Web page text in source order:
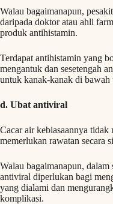
Walau bagaimanapun,
daripada doktor atau ahli
produk antihistamin.
Terdapat antihistamin yang
mengantuk dan sesetengah
untuk kanak-kanak di bawah
d. Ubat antiviral
Cacar air kebiasaannya tidak
memerlukan rawatan secara
Walau bagaimanapun, dalam
antiviral diperlukan bagi
yang dialami dan
komplikasi.